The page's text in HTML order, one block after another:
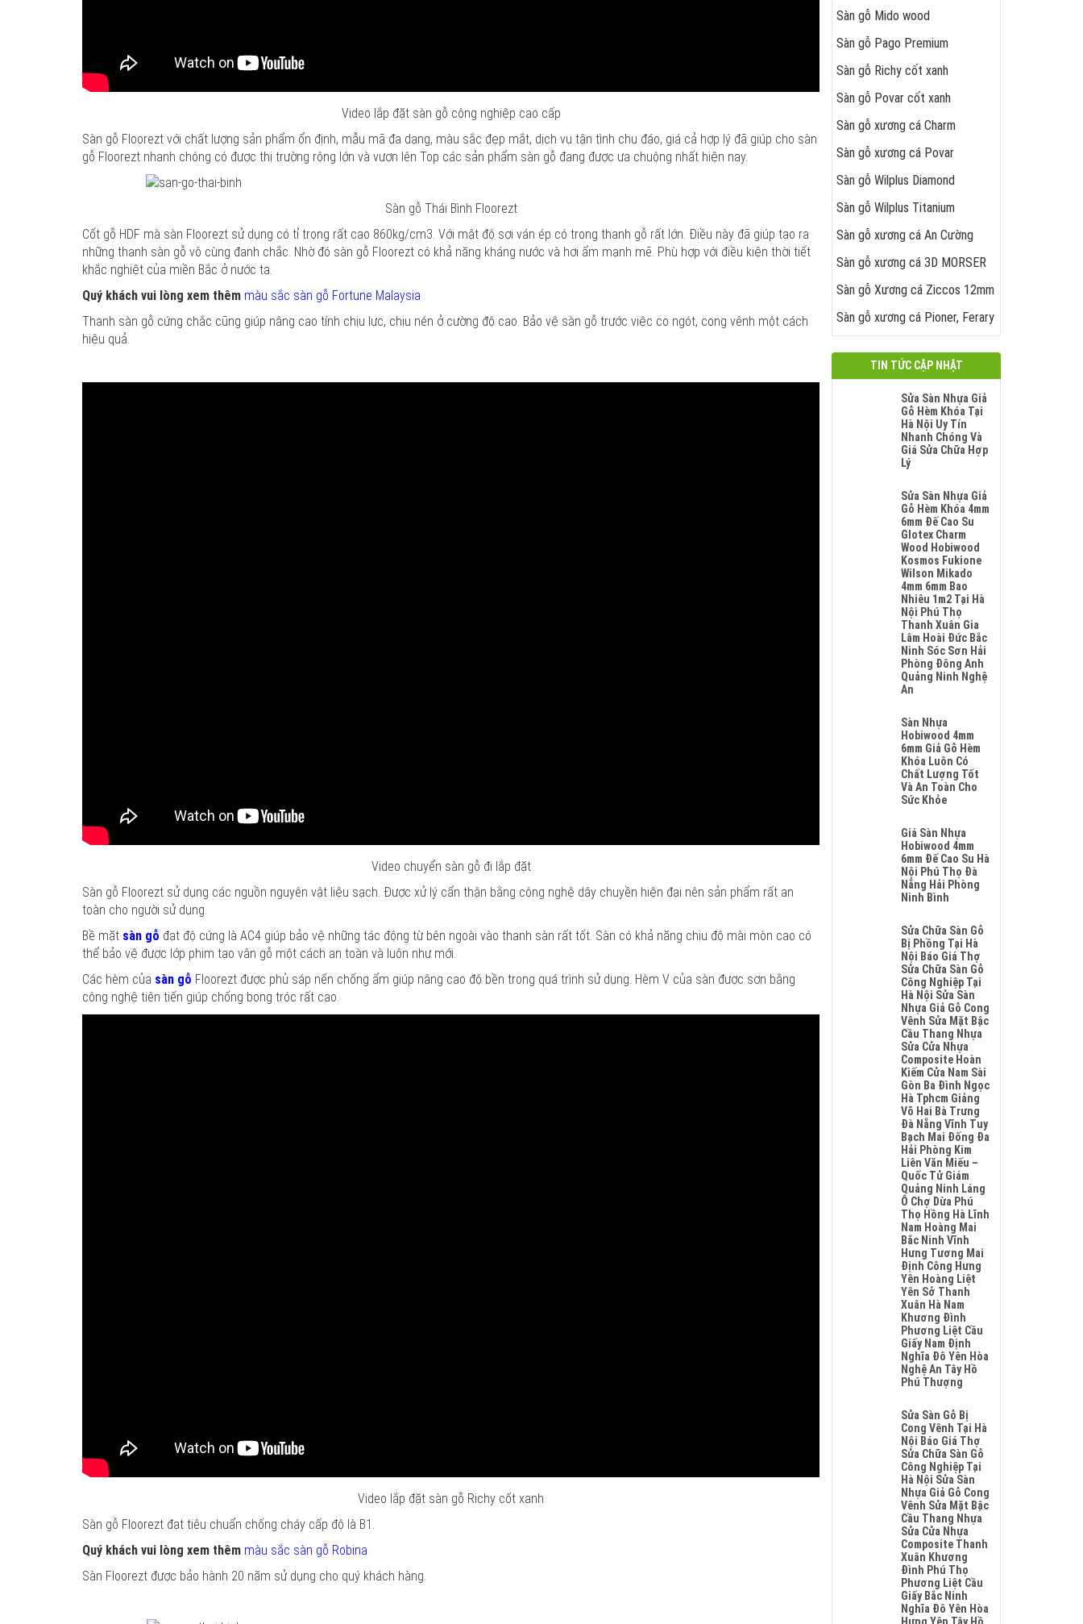
Video lắp đặt sàn gỗ công nghiệp cao cấp
Sàn gỗ Floorezt với chất lượng sản phẩm ổn định, mẫu mã đa dạng, màu sắc đẹp mắt, dịch vụ tận tình chu đáo, giá cả hợp lý đã giúp cho sàn
gỗ Floorezt nhanh chóng có được thị trường rộng lớn và vươn lên Top các sản phẩm sàn gỗ đang được ưa chuộng nhất hiện nay.
Sàn gỗ Thái Bình Floorezt
Cốt gỗ HDF mà sàn Floorezt sử dụng có tỉ trọng rất cao 860kg/cm3. Với mật độ sợi ván ép có trong thanh gỗ rất lớn. Điều này đã giúp tạo ra
những thanh sàn gỗ vô cùng đanh chắc. Nhờ đó sàn gỗ Floorezt có khả năng kháng nước và hơi ẩm mạnh mẽ. Phù hợp với điều kiện thời tiết
khắc nghiệt của miền Bắc ở nước ta.
Quý khách vui lòng xem thêm màu sắc sàn gỗ Fortune Malaysia
Thanh sàn gỗ cứng chắc cũng giúp nâng cao tính chịu lực, chịu nén ở cường độ cao. Bảo vệ sàn gỗ trước việc co ngót, cong vênh một cách
hiệu quả.
Video chuyển sàn gỗ đi lắp đặt
Sàn gỗ Floorezt sử dụng các nguồn nguyên vật liệu sạch. Được xử lý cẩn thận bằng công nghệ dây chuyền hiện đại nên sản phẩm rất an
toàn cho người sử dụng.
Bề mặt sàn gỗ đạt độ cứng là AC4 giúp bảo vệ những tác động từ bên ngoài vào thanh sàn rất tốt. Sàn có khả năng chịu độ mài mòn cao có
thể bảo vệ được lớp phim tạo vân gỗ một cách an toàn và luôn như mới.
Các hèm của sàn gỗ Floorezt được phủ sáp nến chống ẩm giúp nâng cao độ bền trong quá trình sử dụng. Hèm V của sàn được sơn bằng
công nghệ tiên tiến giúp chống bong tróc rất cao.
Video lắp đặt sàn gỗ Richy cốt xanh
Sàn gỗ Floorezt đạt tiêu chuẩn chống cháy cấp độ là B1.
Quý khách vui lòng xem thêm màu sắc sàn gỗ Robina
Sàn Floorezt được bảo hành 20 năm sử dụng cho quý khách hàng.
Sàn gỗ Mido wood
Sàn gỗ Pago Premium
Sàn gỗ Richy cốt xanh
Sàn gỗ Povar cốt xanh
Sàn gỗ xương cá Charm
Sàn gỗ xương cá Povar
Sàn gỗ Wilplus Diamond
Sàn gỗ Wilplus Titanium
Sàn gỗ xương cá An Cường
Sàn gỗ xương cá 3D MORSER
Sàn gỗ Xương cá Ziccos 12mm
Sàn gỗ xương cá Pioner, Ferary
TIN TỨC CẬP NHẬT
Sửa Sàn Nhựa Giả
Gỗ Hèm Khóa Tại
Hà Nội Uy Tín
Nhanh Chóng Và
Giá Sửa Chữa Hợp
Lý
Có
Bình
Luận
Ở
Sửa
Sàn
Nhựa
Giả
Gỗ
Hèm
Khóa
Tại
Hà
Nội
Uy
Tín
Và
Giá
Sửa
Chữa
Hợp
Lý
Sửa Sàn Nhựa Giả
Gỗ Hèm Khóa 4mm
6mm Đế Cao Su
Glotex Charm
Wood Hobiwood
Kosmos Fukione
Wilson Mikado
4mm 6mm Bao
Nhiêu 1m2 Tại Hà
Nội Phú Thọ
Thanh Xuân Gia
Lâm Hoài Đức Bắc
Ninh Sóc Sơn Hải
Phòng Đông Anh
Quảng Ninh Nghệ
An
Có
Bình
Luận
Ở
Sửa
Sàn
Nhựa
Hèm
Khóa
4mm
6mm
Đế
Cao
Glotex
Charm
Wood
Hobiwood
Kosmos
Fukione
Wilson
Mikado
4mm
6mm
Bao
Nhiêu
1m2
Tại
Hà
Nội
Phú
Thọ
Thanh
Xuân
Gia
Lâm
Hoài
Đức
Bắc
Ninh
Sóc
Sơn
Hải
Phòng
Đông
Anh
Quảng
Ninh
Nghệ
An
Sàn Nhựa
Hobiwood 4mm
6mm Giả Gỗ Hèm
Khóa Luôn Có
Chất Lượng Tốt
Và An Toàn Cho
Sức Khỏe
Có
Bình
Luận
Ở
Sàn
Nhựa
6mm
Giả
Gỗ
Hèm
Khóa
Luôn
Có
Chất
Lượng
Tốt
Và
An
Toàn
Cho
Sức
Khỏe
Giá Sàn Nhựa
Hobiwood 4mm
6mm Đế Cao Su Hà
Nội Phú Thọ Đà
Nẵng Hải Phòng
Ninh Bình
Có
Bình
Luận
Ở
Giá
Sàn
Nhựa
Hobiwood
4mm
6mm
Đế
Cao
Su
Hà
Nội
Phú
Thọ
Đà
Nẵng
Hải
Phòng
Ninh
Bình
Sửa Chữa Sàn Gỗ
Bị Phồng Tại Hà
Nội Báo Giá Thợ
Sửa Chữa Sàn Gỗ
Công Nghiệp Tại
Hà Nội Sửa Sàn
Nhựa Giả Gỗ Cong
Vênh Sửa Mặt Bậc
Cầu Thang Nhựa
Sửa Cửa Nhựa
Composite Hoàn
Kiếm Cửa Nam Sài
Gòn Ba Đình Ngọc
Hà Tphcm Giảng
Võ Hai Bà Trưng
Đà Nẵng Vĩnh Tuy
Bạch Mai Đống Đa
Hải Phòng Kim
Liên Văn Miếu –
Quốc Tử Giám
Quảng Ninh Láng
Ô Chợ Dừa Phú
Thọ Hồng Hà Lĩnh
Nam Hoàng Mai
Bắc Ninh Vĩnh
Hưng Tương Mai
Định Công Hưng
Yên Hoàng Liệt
Yên Sở Thanh
Xuân Hà Nam
Khương Đình
Phương Liệt Cầu
Giấy Nam Định
Nghĩa Đô Yên Hòa
Nghệ An Tây Hồ
Phú Thượng
Có
Bình
Luận
Ở
Sửa
Chữa
Sàn
Gỗ
Bị
Phồng
Tại
Hà
Nội
Báo
Giá
Thợ
Sửa
Sửa Sàn Gỗ Bị
Cong Vênh Tại Hà
Nội Báo Giá Thợ
Sửa Chữa Sàn Gỗ
Công Nghiệp Tại
Hà Nội Sửa Sàn
Nhựa Giả Gỗ Cong
Vênh Sửa Mặt Bậc
Cầu Thang Nhựa
Sửa Cửa Nhựa
Composite Thanh
Xuân Khương
Đình Phú Thọ
Phương Liệt Cầu
Giấy Bắc Ninh
Nghĩa Đô Yên Hòa